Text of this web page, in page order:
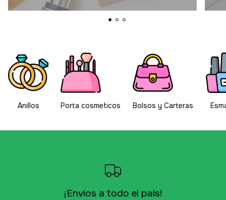
Anillos Porta cosmeticos Bolsos y Carteras
¡Envios a todo el pais!